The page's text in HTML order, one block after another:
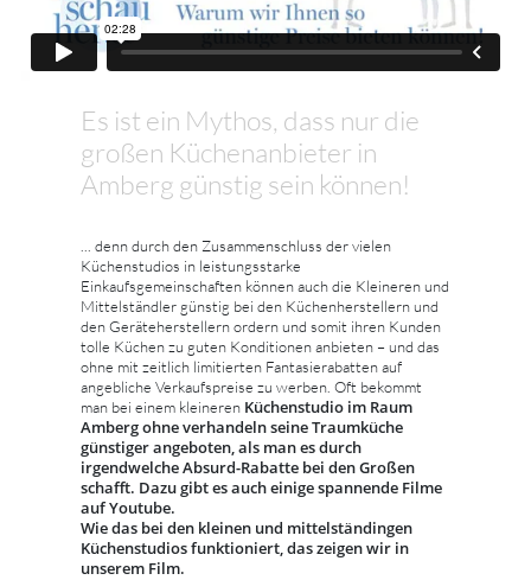
Es ist ein Mythos, dass nur die
großen Küchenanbieter in
Amberg günstig sein können!
... denn durch den Zusammenschluss der vielen
Küchenstudios in leistungsstarke
Einkaufsgemeinschaften können auch die Kleineren und
Mittelständler günstig bei den Küchenherstellern und
den Geräteherstellern ordern und somit ihren Kunden
tolle Küchen zu guten Konditionen anbieten – und das
ohne mit zeitlich limitierten Fantasierabatten auf
angebliche Verkaufspreise zu werben. Oft bekommt
man bei einem kleineren Küchenstudio im Raum
Amberg ohne verhandeln seine Traumküche
günstiger angeboten, als man es durch
irgendwelche Absurd-Rabatte bei den Großen
schafft. Dazu gibt es auch einige spannende Filme
auf Youtube.
Wie das bei den kleinen und mittelständingen
Küchenstudios funktioniert, das zeigen wir in
unserem Film.